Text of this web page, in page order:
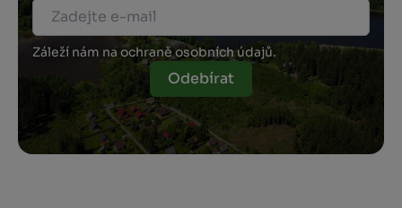
Záleží nám na ochraně osobních údajů.
Odebírat